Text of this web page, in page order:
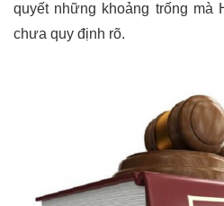
quyết những khoảng trống mà
chưa quy định rõ.